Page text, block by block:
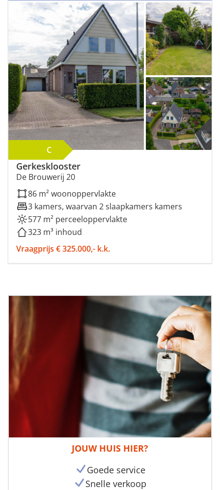
C
Gerkesklooster
De Brouwerij 20
86 m² woonoppervlakte
3 kamers, waarvan 2 slaapkamers kamers
577 m² perceeloppervlakte
323 m³ inhoud
Vraagprijs € 325.000,- k.k.
JOUW HUIS HIER?
Goede service
Snelle verkoop